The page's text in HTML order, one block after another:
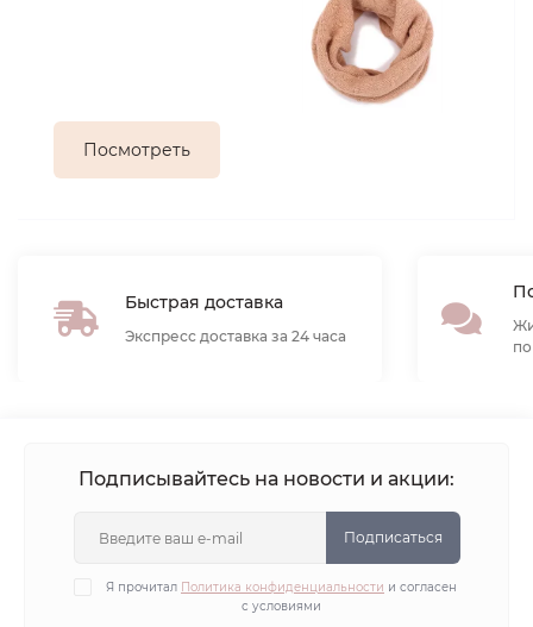
Посмотреть
Быстрая доставка
Экспресс доставка за 24 часа
Подписывайтесь на новости и акции:
Подписаться
Я прочитал Политика конфиденциальности и согласен
с условиями